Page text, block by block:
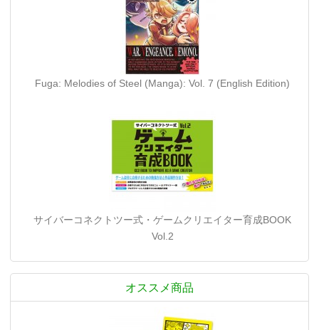
Fuga: Melodies of Steel (Manga): Vol. 7 (English Edition)
サイバーコネクトツー式・ゲームクリエイター育成BOOK
Vol.2
オススメ商品